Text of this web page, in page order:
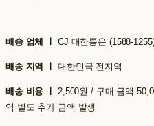
배송 업체 ㅣ CJ 대한통운 (1588-
배송 지역 ㅣ 대한민국 전지역
배송 비용 ㅣ 2,500원 / 구매 금액
역 별도 추가 금액 발생